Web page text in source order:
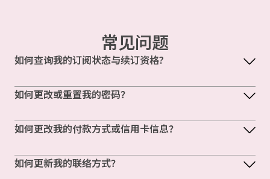
常见问题
如何查询我的订阅状态与续订资格?
如何更改或重置我的密码？
如何更改我的付款方式或信用卡信息？
如何更新我的联络方式？